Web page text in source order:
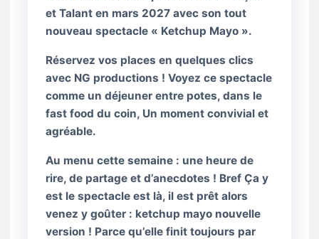
et Talant en mars 2027 avec son tout
nouveau spectacle « Ketchup Mayo ».
Réservez vos places en quelques clics
avec NG productions ! Voyez ce spectacle
comme un déjeuner entre potes, dans le
fast food du coin, Un moment convivial et
agréable.
Au menu cette semaine : une heure de
rire, de partage et d’anecdotes ! Bref Ça y
est le spectacle est là, il est prêt alors
venez y goûter : ketchup mayo nouvelle
version ! Parce qu’elle finit toujours par